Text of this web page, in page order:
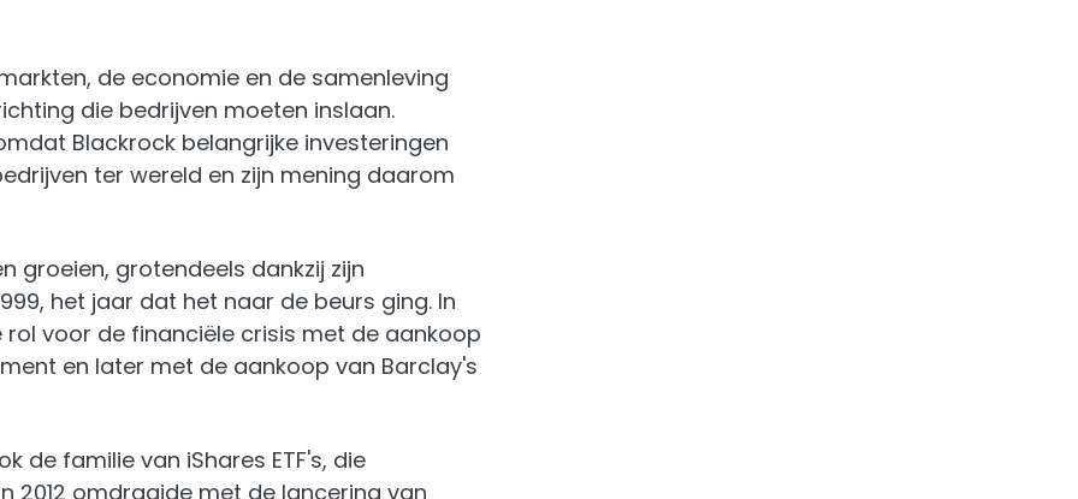
de economie en de samenleving
die bedrijven moeten inslaan.
Blackrock belangrijke investeringen
ter wereld en zijn mening daarom
groeien, grotendeels dankzij zijn
het jaar dat het naar de beurs ging. In
voor de financiële crisis met de aankoop
en later met de aankoop van Barclay's
de familie van iShares ETF's, die
2012 omdraaide met de lancering van